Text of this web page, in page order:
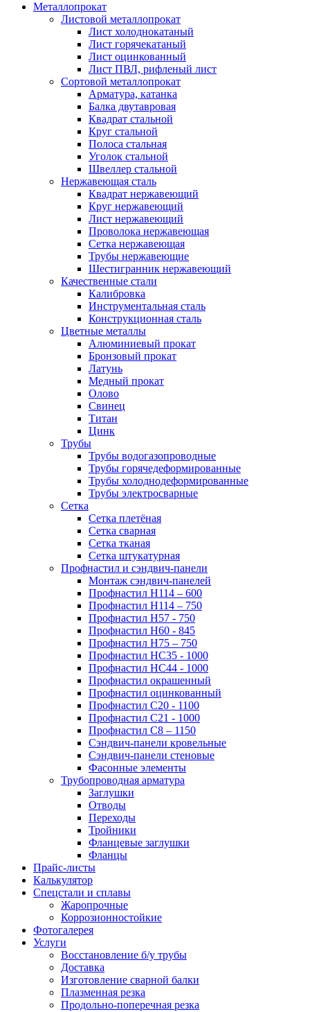
Металлопрокат
Листовой металлопрокат
Лист холоднокатаный
Лист горячекатаный
Лист оцинкованный
Лист ПВЛ, рифленый лист
Сортовой металлопрокат
Арматура, катанка
Балка двутавровая
Квадрат стальной
Круг стальной
Полоса стальная
Уголок стальной
Швеллер стальной
Нержавеющая сталь
Квадрат нержавеющий
Круг нержавеющий
Лист нержавеющий
Проволока нержавеющая
Сетка нержавеющая
Трубы нержавеющие
Шестигранник нержавеющий
Качественные стали
Калибровка
Инструментальная сталь
Конструкционная сталь
Цветные металлы
Алюминиевый прокат
Бронзовый прокат
Латунь
Медный прокат
Олово
Свинец
Титан
Цинк
Трубы
Трубы водогазопроводные
Трубы горячедеформированные
Трубы холоднодеформированные
Трубы электросварные
Сетка
Сетка плетёная
Сетка сварная
Сетка тканая
Сетка штукатурная
Профнастил и сэндвич-панели
Монтаж сэндвич-панелей
Профнастил Н114 – 600
Профнастил Н114 – 750
Профнастил Н57 - 750
Профнастил Н60 - 845
Профнастил Н75 – 750
Профнастил НС35 - 1000
Профнастил НС44 - 1000
Профнастил окрашенный
Профнастил оцинкованный
Профнастил С20 - 1100
Профнастил С21 - 1000
Профнастил С8 – 1150
Сэндвич-панели кровельные
Сэндвич-панели стеновые
Фасонные элементы
Трубопроводная арматура
Заглушки
Отводы
Переходы
Тройники
Фланцевые заглушки
Фланцы
Прайс-листы
Калькулятор
Спецстали и сплавы
Жаропрочные
Коррозионностойкие
Фотогалерея
Услуги
Восстановление б/у трубы
Доставка
Изготовление сварной балки
Плазменная резка
Продольно-поперечная резка